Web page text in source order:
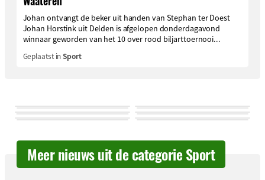
Johan ontvangt de beker uit handen van Stephan ter Doest
Johan Horstink uit Delden is afgelopen donderdagavond
winnaar geworden van het 10 over rood biljarttoernooi...
Geplaatst inSport
Meer nieuws uit de categorie Sport